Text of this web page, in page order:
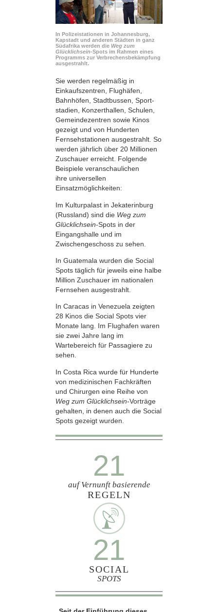
In Polizeistationen in Johannesburg,
Kapstadt und anderen Städten in ganz
Südafrika werden die Weg zum
Glücklichsein-Spots im Rahmen eines
Programms zur Verbrechensbekämpfung
ausgestrahlt.
Sie werden regelmäßig in
Einkaufszentren, Flughäfen,
Bahnhöfen, Stadtbussen, Sport­
stadien, Konzerthallen, Schulen,
Gemeindezentren sowie Kinos
gezeigt und von Hunderten
Fernsehstationen ausgestrahlt. So
werden jährlich über 20 Millionen
Zuschauer erreicht. Folgende
Beispiele veranschaulichen
ihre universellen
Einsatzmöglichkeiten:
Im Kulturpalast in Jekaterinburg
(Russland) sind die Weg zum
Glücklichsein-Spots in der
Eingangshalle und im
Zwischengeschoss zu sehen.
In Guatemala wurden die Social
Spots täglich für jeweils eine halbe
Million Zuschauer im nationalen
Fernsehen ausgestrahlt.
In Caracas in Venezuela zeigten
28 Kinos die Social Spots vier
Monate lang. Im Flughafen waren
sie zwei Jahre lang im
Wartebereich für Passagiere zu
sehen.
In Costa Rica wurde für Hunderte
von medizinischen Fachkräften
und Chirurgen eine Reihe von
Weg zum Glücklichsein-Vorträge
gehalten, in denen auch die Social
Spots gezeigt wurden.
21
auf Vernunft basierende
REGELN
21
SOCIAL
SPOTS